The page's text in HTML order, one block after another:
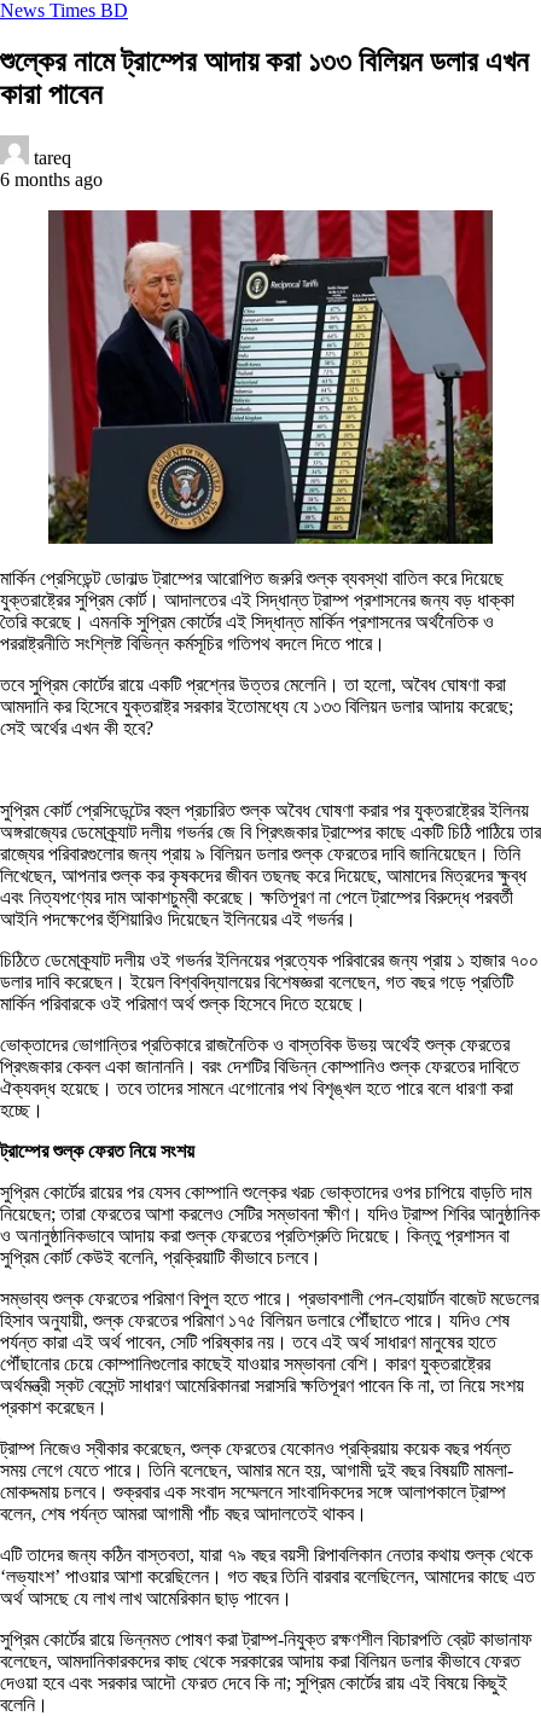
News Times BD
শুল্কের নামে ট্রাম্পের আদায় করা ১৩৩ বিলিয়ন ডলার এখন
কারা পাবেন
tareq
6 months ago
মার্কিন প্রেসিডেন্ট ডোনাল্ড ট্রাম্পের আরোপিত জরুরি শুল্ক ব্যবস্থা বাতিল করে দিয়েছে
যুক্তরাষ্ট্রের সুপ্রিম কোর্ট। আদালতের এই সিদ্ধান্ত ট্রাম্প প্রশাসনের জন্য বড় ধাক্কা
তৈরি করেছে। এমনকি সুপ্রিম কোর্টের এই সিদ্ধান্ত মার্কিন প্রশাসনের অর্থনৈতিক ও
পররাষ্ট্রনীতি সংশ্লিষ্ট বিভিন্ন কর্মসূচির গতিপথ বদলে দিতে পারে।
তবে সুপ্রিম কোর্টের রায়ে একটি প্রশ্নের উত্তর মেলেনি। তা হলো, অবৈধ ঘোষণা করা
আমদানি কর হিসেবে যুক্তরাষ্ট্র সরকার ইতোমধ্যে যে ১৩৩ বিলিয়ন ডলার আদায় করেছে;
সেই অর্থের এখন কী হবে?
সুপ্রিম কোর্ট প্রেসিডেন্টের বহুল প্রচারিত শুল্ক অবৈধ ঘোষণা করার পর যুক্তরাষ্ট্রের ইলিনয়
অঙ্গরাজ্যের ডেমোক্র্যাট দলীয় গভর্নর জে বি প্রিৎজকার ট্রাম্পের কাছে একটি চিঠি পাঠিয়ে তার
রাজ্যের পরিবারগুলোর জন্য প্রায় ৯ বিলিয়ন ডলার শুল্ক ফেরতের দাবি জানিয়েছেন। তিনি
লিখেছেন, আপনার শুল্ক কর কৃষকদের জীবন তছনছ করে দিয়েছে, আমাদের মিত্রদের ক্ষুব্ধ
এবং নিত্যপণ্যের দাম আকাশচুম্বী করেছে। ক্ষতিপূরণ না পেলে ট্রাম্পের বিরুদ্ধে পরবর্তী
আইনি পদক্ষেপের হুঁশিয়ারিও দিয়েছেন ইলিনয়ের এই গভর্নর।
চিঠিতে ডেমোক্র্যাট দলীয় ওই গভর্নর ইলিনয়ের প্রত্যেক পরিবারের জন্য প্রায় ১ হাজার ৭০০
ডলার দাবি করেছেন। ইয়েল বিশ্ববিদ্যালয়ের বিশেষজ্ঞরা বলেছেন, গত বছর গড়ে প্রতিটি
মার্কিন পরিবারকে ওই পরিমাণ অর্থ শুল্ক হিসেবে দিতে হয়েছে।
ভোক্তাদের ভোগান্তির প্রতিকারে রাজনৈতিক ও বাস্তবিক উভয় অর্থেই শুল্ক ফেরতের
প্রিৎজকার কেবল একা জানাননি। বরং দেশটির বিভিন্ন কোম্পানিও শুল্ক ফেরতের দাবিতে
ঐক্যবদ্ধ হয়েছে। তবে তাদের সামনে এগোনোর পথ বিশৃঙ্খল হতে পারে বলে ধারণা করা
হচ্ছে।
ট্রাম্পের শুল্ক ফেরত নিয়ে সংশয়
সুপ্রিম কোর্টের রায়ের পর যেসব কোম্পানি শুল্কের খরচ ভোক্তাদের ওপর চাপিয়ে বাড়তি দাম
নিয়েছেন; তারা ফেরতের আশা করলেও সেটির সম্ভাবনা ক্ষীণ। যদিও ট্রাম্প শিবির আনুষ্ঠানিক
ও অনানুষ্ঠানিকভাবে আদায় করা শুল্ক ফেরতের প্রতিশ্রুতি দিয়েছে। কিন্তু প্রশাসন বা
সুপ্রিম কোর্ট কেউই বলেনি, প্রক্রিয়াটি কীভাবে চলবে।
সম্ভাব্য শুল্ক ফেরতের পরিমাণ বিপুল হতে পারে। প্রভাবশালী পেন-হোয়ার্টন বাজেট মডেলের
হিসাব অনুযায়ী, শুল্ক ফেরতের পরিমাণ ১৭৫ বিলিয়ন ডলারে পৌঁছাতে পারে। যদিও শেষ
পর্যন্ত কারা এই অর্থ পাবেন, সেটি পরিষ্কার নয়। তবে এই অর্থ সাধারণ মানুষের হাতে
পৌঁছানোর চেয়ে কোম্পানিগুলোর কাছেই যাওয়ার সম্ভাবনা বেশি। কারণ যুক্তরাষ্ট্রের
অর্থমন্ত্রী স্কট বেসেন্ট সাধারণ আমেরিকানরা সরাসরি ক্ষতিপূরণ পাবেন কি না, তা নিয়ে সংশয়
প্রকাশ করেছেন।
ট্রাম্প নিজেও স্বীকার করেছেন, শুল্ক ফেরতের যেকোনও প্রক্রিয়ায় কয়েক বছর পর্যন্ত
সময় লেগে যেতে পারে। তিনি বলেছেন, আমার মনে হয়, আগামী দুই বছর বিষয়টি মামলা-
মোকদ্দমায় চলবে। শুক্রবার এক সংবাদ সম্মেলনে সাংবাদিকদের সঙ্গে আলাপকালে ট্রাম্প
বলেন, শেষ পর্যন্ত আমরা আগামী পাঁচ বছর আদালতেই থাকব।
এটি তাদের জন্য কঠিন বাস্তবতা, যারা ৭৯ বছর বয়সী রিপাবলিকান নেতার কথায় শুল্ক থেকে
‘লভ্যাংশ’ পাওয়ার আশা করেছিলেন। গত বছর তিনি বারবার বলেছিলেন, আমাদের কাছে এত
অর্থ আসছে যে লাখ লাখ আমেরিকান ‌‌ছাড় পাবেন।
সুপ্রিম কোর্টের রায়ে ভিন্নমত পোষণ করা ট্রাম্প-নিযুক্ত রক্ষণশীল বিচারপতি ব্রেট কাভানাফ
বলেছেন, আমদানিকারকদের কাছ থেকে সরকারের আদায় করা বিলিয়ন ডলার কীভাবে ফেরত
দেওয়া হবে এবং সরকার আদৌ ফেরত দেবে কি না; সুপ্রিম কোর্টের রায় এই বিষয়ে কিছুই
বলেনি।